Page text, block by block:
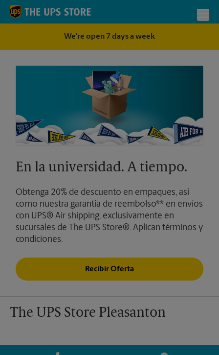
Skip to content
Return to Nav
We're open 7 days a week
En la universidad. A tiempo.
Obtenga 20% de descuento en empaques, así
como nuestra garantía de reembolso** en envíos
con UPS® Air shipping, exclusivamente en
sucursales de The UPS Store®. Aplican términos y
condiciones.
Recibir Oferta
The UPS Store Pleasanton